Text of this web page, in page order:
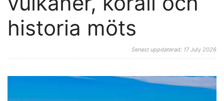
historia möts
Senast uppdaterad: 17 July 2026